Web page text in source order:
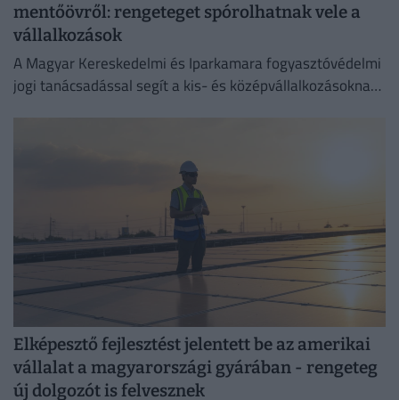
mentőövről: rengeteget spórolhatnak vele a
vállalkozások
A Magyar Kereskedelmi és Iparkamara fogyasztóvédelmi
jogi tanácsadással segít a kis- és középvállalkozásoknak
Elképesztő fejlesztést jelentett be az amerikai
vállalat a magyarországi gyárában - rengeteg
új dolgozót is felvesznek